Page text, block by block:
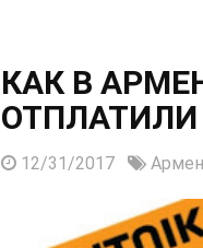
КАК В
12/31/2017